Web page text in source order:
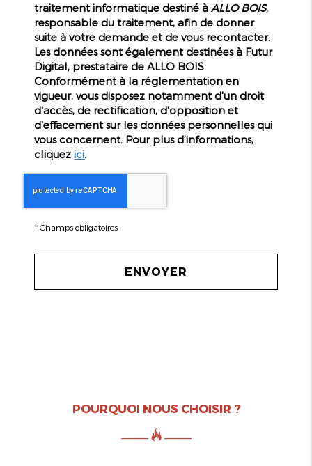
traitement informatique destiné à ALLO BOIS,
responsable du traitement, afin de donner
suite à votre demande et de vous recontacter.
Les données sont également destinées à Futur
Digital, prestataire de ALLO BOIS.
Conformément à la réglementation en
vigueur, vous disposez notamment d'un droit
d'accès, de rectification, d'opposition et
d'effacement sur les données personnelles qui
vous concernent. Pour plus d’informations,
cliquezici
*Champs obligatoires
POURQUOI NOUS CHOISIR ?